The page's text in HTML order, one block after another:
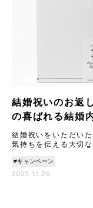
結婚祝いのお返
の喜ばれる結婚
結婚祝いをいただい
気持ちを伝える大切
#キャンペーン
2025.11.20